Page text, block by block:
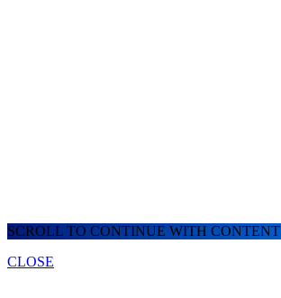
SCROLL TO CONTINUE WITH CONTENT
CLOSE